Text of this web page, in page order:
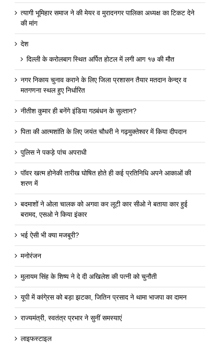
त्यागी भूमिहार समाज ने की मेयर व मुरादनगर पालिका अध्यक्ष का टिकट देने
की मांग
देश
दिल्ली के करोलबाग स्थित अर्पित होटल में लगी आग १७ की मौत
नगर निकाय चुनाव कराने के लिए जिला प्रशासन तैयार मतदान केन्द्र व
मतगणना स्थल हुए निर्धारित
नीतीश कुमार ही बनेंगे इंडिया गठबंधन के सुल्तान?
पिता की आत्मशांति के लिए जयंत चौधरी ने गढ़मुक्तेश्वर में किया दीपदान
पुलिस ने पकड़े पांच अपराधी
पॉवर खत्म होनेकी तारीख घोषित होते ही कई प्रतिनिधि अपने आकाओं की
शरण में
बदमाशों ने ओला चालक को अगवा कर लूटी कार सीओ ने बताया कार हुई
बरामद, एसओ ने किया इंकार
भई ऐसी भी क्या मजबूरी?
मनोरंजन
मुलायम सिंह के शिष्य ने दे दी अखिलेश की पत्नी को चुनौती
यूपी में कांगे्रस को बड़ा झटका, जितिन प्रसाद ने थामा भाजपा का दामन
राज्यमंत्री, स्वतंत्र प्रभार ने सुनीं समस्याएं
लाइफस्टाइल